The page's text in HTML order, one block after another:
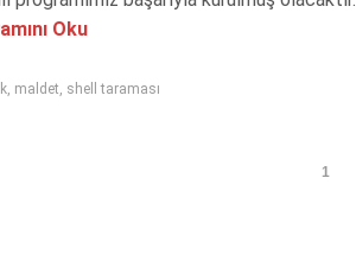
Oku
, maldet, shell taraması
1